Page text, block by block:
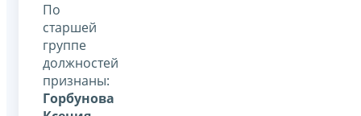
По
старшей
группе
должностей
признаны:
Горбунова